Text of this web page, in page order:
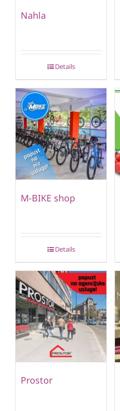
Nahla
Details
M-BIKE shop
Details
Prostor